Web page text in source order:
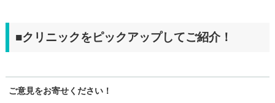
■クリニックをピックアップしてご紹介！
ご意見をお寄せください！